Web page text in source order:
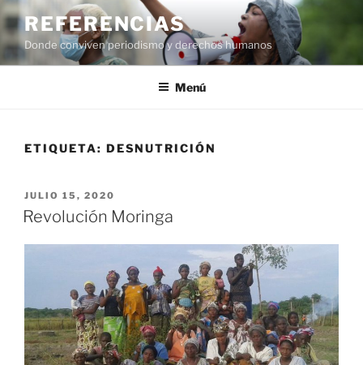
al
contenido
REFERENCIAS
Donde conviven periodismo y derechos humanos
Menú
ETIQUETA: DESNUTRICIÓN
PUBLICADO
EL
JULIO 15, 2020
Revolución Moringa